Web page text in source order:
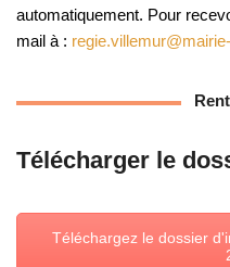
automatiquement. Pour
mail à :
Télécharger le
Téléchargez le dossier